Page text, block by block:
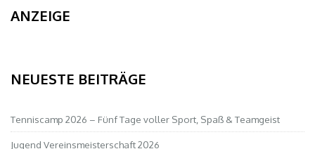
ANZEIGE
NEUESTE BEITRÄGE
Tenniscamp 2026 – Fünf Tage voller Sport, Spaß & Teamgeist
Jugend Vereinsmeisterschaft 2026